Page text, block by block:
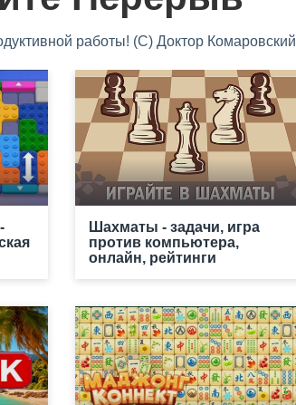
работы! (С) Доктор
Шахматы - задачи, игра
против компьютера,
онлайн, рейтинги